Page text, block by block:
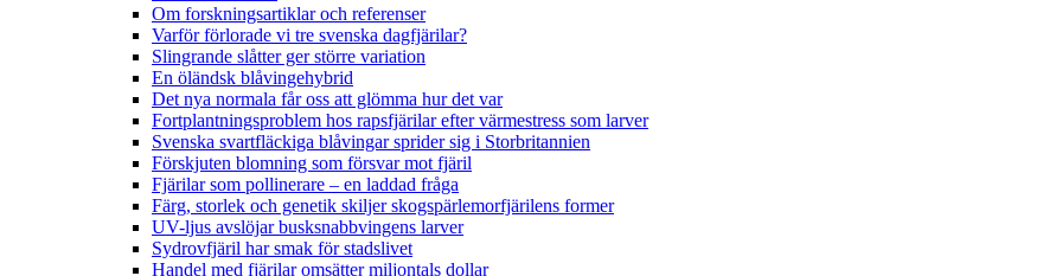
Om forskningsartiklar och referenser
Varför förlorade vi tre svenska dagfjärilar?
Slingrande slåtter ger större variation
En öländsk blåvingehybrid
Det nya normala får oss att glömma hur det var
Fortplantningsproblem hos rapsfjärilar efter värmestress som larver
Svenska svartfläckiga blåvingar sprider sig i Storbritannien
Förskjuten blomning som försvar mot fjäril
Fjärilar som pollinerare – en laddad fråga
Färg, storlek och genetik skiljer skogspärlemorfjärilens former
UV-ljus avslöjar busksnabbvingens larver
Sydrovfjäril har smak för stadslivet
Handel med fjärilar omsätter miljontals dollar